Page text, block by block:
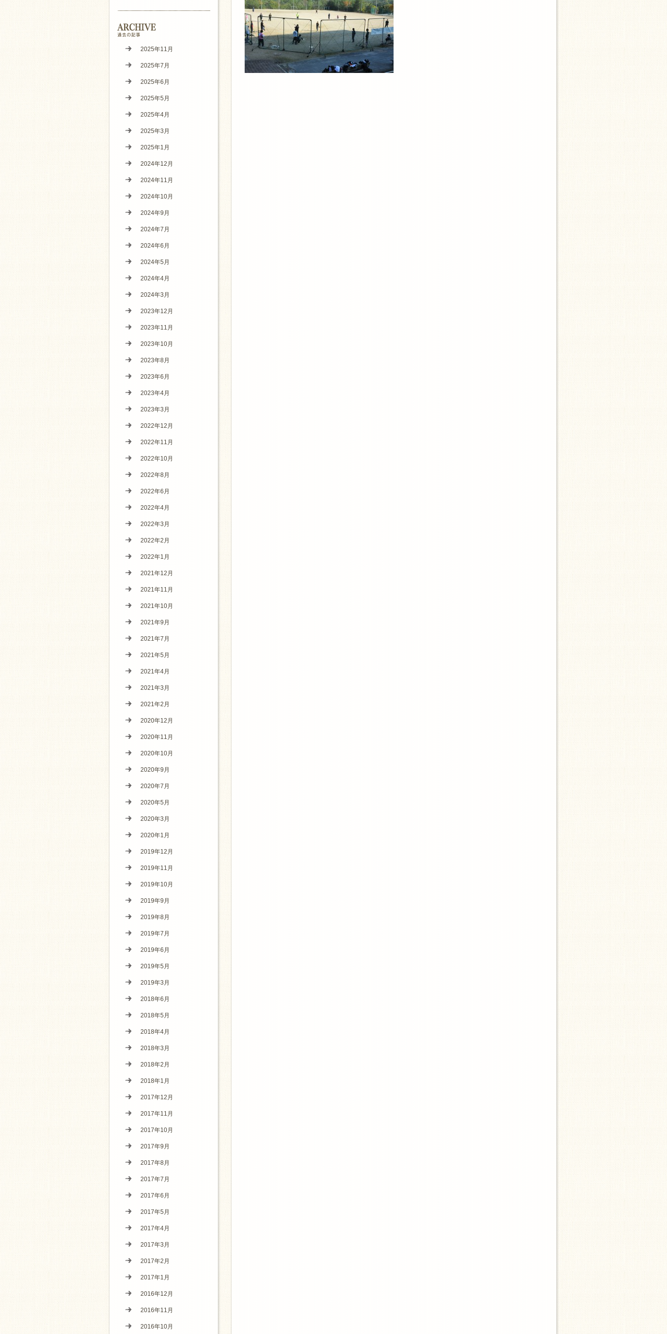
2025年11月
2025年7月
2025年6月
2025年5月
2025年4月
2025年3月
2025年1月
2024年12月
2024年11月
2024年10月
2024年9月
2024年7月
2024年6月
2024年5月
2024年4月
2024年3月
2023年12月
2023年11月
2023年10月
2023年8月
2023年6月
2023年4月
2023年3月
2022年12月
2022年11月
2022年10月
2022年8月
2022年6月
2022年4月
2022年3月
2022年2月
2022年1月
2021年12月
2021年11月
2021年10月
2021年9月
2021年7月
2021年5月
2021年4月
2021年3月
2021年2月
2020年12月
2020年11月
2020年10月
2020年9月
2020年7月
2020年5月
2020年3月
2020年1月
2019年12月
2019年11月
2019年10月
2019年9月
2019年8月
2019年7月
2019年6月
2019年5月
2019年3月
2018年6月
2018年5月
2018年4月
2018年3月
2018年2月
2018年1月
2017年12月
2017年11月
2017年10月
2017年9月
2017年8月
2017年7月
2017年6月
2017年5月
2017年4月
2017年3月
2017年2月
2017年1月
2016年12月
2016年11月
2016年10月